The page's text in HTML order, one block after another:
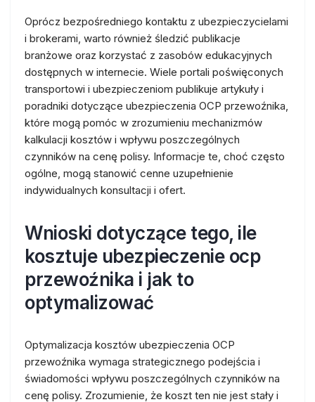
Oprócz bezpośredniego kontaktu z ubezpieczycielami
i brokerami, warto również śledzić publikacje
branżowe oraz korzystać z zasobów edukacyjnych
dostępnych w internecie. Wiele portali poświęconych
transportowi i ubezpieczeniom publikuje artykuły i
poradniki dotyczące ubezpieczenia OCP przewoźnika,
które mogą pomóc w zrozumieniu mechanizmów
kalkulacji kosztów i wpływu poszczególnych
czynników na cenę polisy. Informacje te, choć często
ogólne, mogą stanowić cenne uzupełnienie
indywidualnych konsultacji i ofert.
Wnioski dotyczące tego, ile
kosztuje ubezpieczenie ocp
przewoźnika i jak to
optymalizować
Optymalizacja kosztów ubezpieczenia OCP
przewoźnika wymaga strategicznego podejścia i
świadomości wpływu poszczególnych czynników na
cenę polisy. Zrozumienie, że koszt ten nie jest stały i